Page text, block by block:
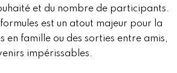
et du nombre de participants.
est un atout majeur pour la
en famille ou des sorties entre amis,
impérissables.